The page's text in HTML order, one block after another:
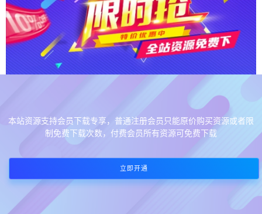
本站资源支持会员下载专享，普通注册会员只能原价购买资源或者限
制免费下载次数，付费会员所有资源可免费下载
立即开通